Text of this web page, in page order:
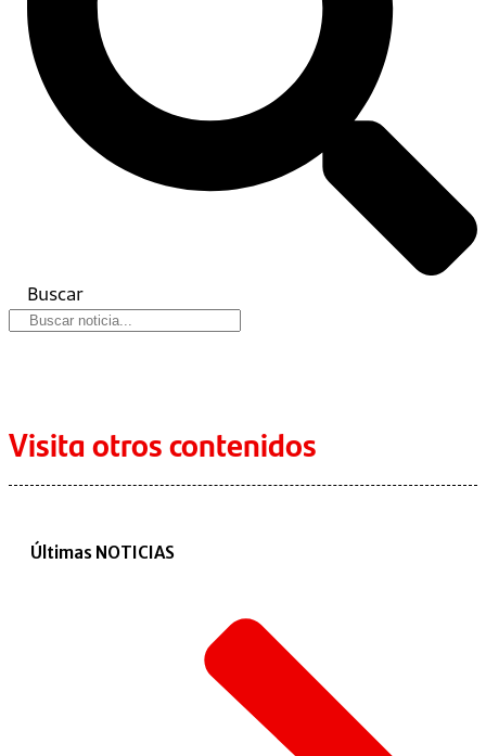
Buscar
Visita otros contenidos
Últimas NOTICIAS